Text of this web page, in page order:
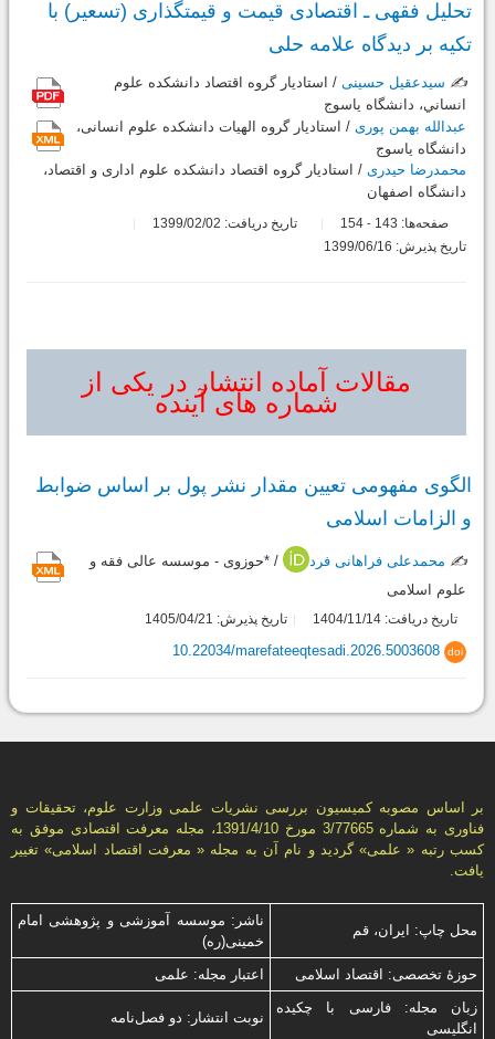
تحلیل فقهی ـ اقتصادی قیمت و قیمت‎گذاری (تسعیر) با
تکیه بر دیدگاه علامه حلی
✍️ سیدعقیل حسینی / استادیار گروه اقتصاد دانشکده علوم
انساني، دانشگاه ياسوج
عبدالله بهمن پوری / استادیار گروه الهیات دانشکده علوم انسانی،
دانشگاه یاسوج
محمدرضا حیدری / استادیار گروه اقتصاد دانشکده علوم اداری و اقتصاد،
دانشگاه اصفهان
صفحه‌ها: 143
-
تاریخ دریافت: 1399/02/02
تاریخ پذیرش: 1399/06/16
مقالات آماده انتشار در یکی از
شماره های آینده
الگوی مفهومی تعیین مقدار نشر پول بر اساس ضوابط
و الزامات اسلامی
✍️ محمدعلی فراهانی فرد
/ *حوزوی - موسسه عالی فقه و
علوم اسلامی
تاریخ دریافت: 1404/11/14 تاریخ پذیرش: 1405/04/21
doi
10.22034/marefateeqtesadi.2026.5003608
بر اساس مصوبه کمیسیون بررسی نشریات علمی وزارت علوم، تحقیقات و
فناوری به شماره 3/77665 مورخ 1391/4/10، مجله معرفت اقتصادی موفق به
کسب رتبه « علمی» گردید و نام آن به مجله « معرفت اقتصاد اسلامی» تغییر
یافت.
محل چاپ: ایران، قم
ناشر: موسسه آموزشی و پژوهشی امام
خمینی(ره)
حوزۀ تخصصی: اقتصاد اسلامی
اعتبار مجله: علمی
زبان مجله: فارسی با چكیده
انگلیسی
نوبت انتشار: دو فصل‌نامه